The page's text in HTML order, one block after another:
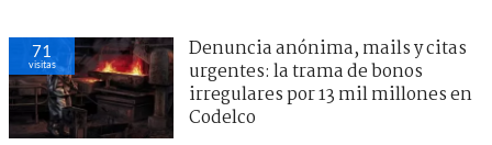
71
visitas
Denuncia anónima, mails y citas
urgentes: la trama de bonos
irregulares por 13 mil millones en
Codelco